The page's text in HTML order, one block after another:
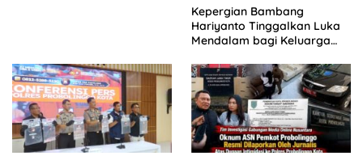
Kepergian Bambang
Hariyanto Tinggalkan Luka
Mendalam bagi Keluarga